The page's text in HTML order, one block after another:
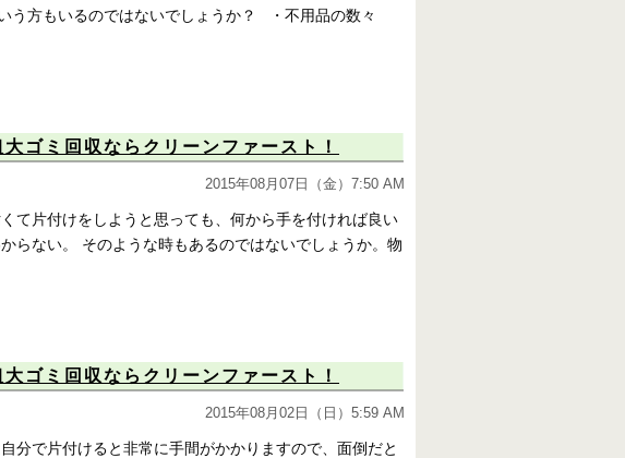
う方もいるのではないでしょうか？ ・不用品の数々
ゴミ回収ならクリーンファースト！
2015年08月07日（金）7:50 AM
て片付けをしようと思っても、何から手を付ければ良い
らない。 そのような時もあるのではないでしょうか。物
ゴミ回収ならクリーンファースト！
2015年08月02日（日）5:59 AM
分で片付けると非常に手間がかかりますので、面倒だと